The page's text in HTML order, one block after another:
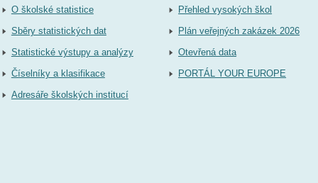
O školské statistice
Sběry statistických dat
Statistické výstupy a analýzy
Číselníky a klasifikace
Adresáře školských institucí
Přehled vysokých škol
Plán veřejných zakázek 2026
Otevřená data
PORTÁL YOUR EUROPE